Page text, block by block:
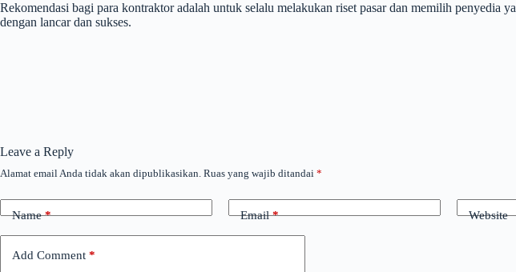
Rekomendasi bagi para kontraktor adalah untuk selalu melakukan riset pasar dan memilih
dengan lancar dan sukses.
Leave a Reply
Alamat email Anda tidak akan dipublikasikan. Ruas yang wajib ditandai *
Name* Email* Website
Add Comment *